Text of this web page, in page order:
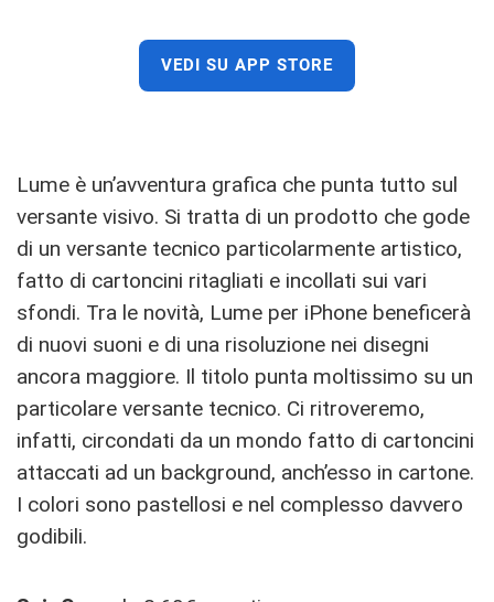
VEDI SU APP STORE
Lume è un’avventura grafica che punta tutto sul
versante visivo. Si tratta di un prodotto che gode
di un versante tecnico particolarmente artistico,
fatto di cartoncini ritagliati e incollati sui vari
sfondi. Tra le novità, Lume per iPhone beneficerà
di nuovi suoni e di una risoluzione nei disegni
ancora maggiore. Il titolo punta moltissimo su un
particolare versante tecnico. Ci ritroveremo,
infatti, circondati da un mondo fatto di cartoncini
attaccati ad un background, anch’esso in cartone.
I colori sono pastellosi e nel complesso davvero
godibili.